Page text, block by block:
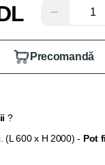
−
Precomandă
?
(L 600 x H 2000) - Pot